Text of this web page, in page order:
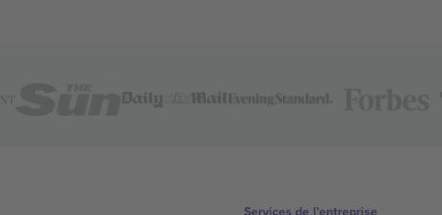
Services de l'entreprise